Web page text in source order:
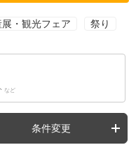
・観光フェア 祭り
など
条件変更